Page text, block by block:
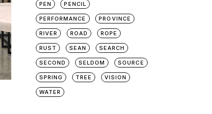
PEN PENCIL
PERFORMANCE PROVINCE
RIVER ROAD ROPE
RUST SEAN SEARCH
SECOND SELDOM SOURCE
SPRING TREE VISION
WATER